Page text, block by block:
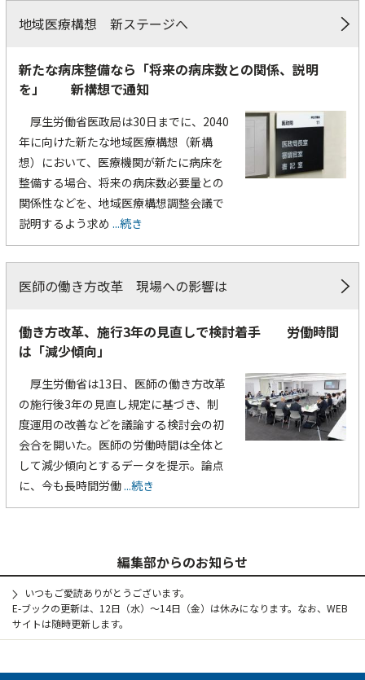
地域医療構想 新ステージへ
新たな病床整備なら「将来の病床数との関係、説明
を」 新構想で通知
厚生労働省医政局は30日までに、2040
年に向けた新たな地域医療構想（新構
想）において、医療機関が新たに病床を
整備する場合、将来の病床数必要量との
関係性などを、地域医療構想調整会議で
説明するよう求め ...続き
医師の働き方改革 現場への影響は
働き方改革、施行3年の見直しで検討着手 労働時間
は「減少傾向」
厚生労働省は13日、医師の働き方改革
の施行後3年の見直し規定に基づき、制
度運用の改善などを議論する検討会の初
会合を開いた。医師の労働時間は全体と
して減少傾向とするデータを提示。論点
に、今も長時間労働...続き
編集部からのお知らせ
いつもご愛読ありがとうございます。
E-ブックの更新は、12日（水）～14日（金）は休みになります。なお、WEB
サイトは随時更新します。